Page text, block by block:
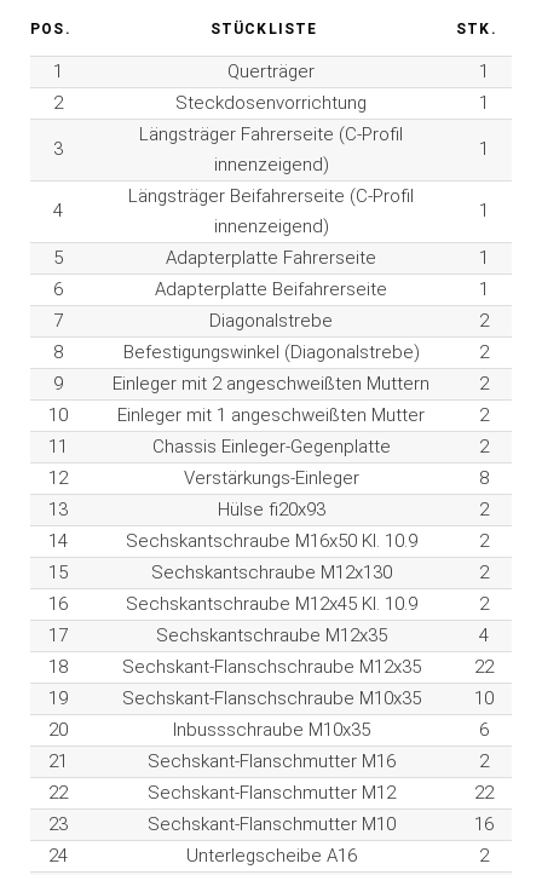
POS. STÜCKLISTE STK.
1 Querträger
1
2
Steckdosenvorrichtung 1
3
Längsträger Fahrerseite (C-Profil
innenzeigend)
1
4
Längsträger Beifahrerseite (C-Profil
innenzeigend)
1
5 Adapterplatte Fahrerseite
1
6
Adapterplatte Beifahrerseite
1
7
Diagonalstrebe
2
8
Befestigungswinkel (Diagonalstrebe)
2
9
Einleger mit 2 angeschweißten Muttern
2
10
Einleger mit 1 angeschweißten Mutter
2
11
Chassis Einleger-Gegenplatte
2
12
Verstärkungs-Einleger
8
13
Hülse fi20x93
2
14
Sechskantschraube M16x50 Kl. 10.9
2
15
Sechskantschraube M12x130
2
16
Sechskantschraube M12x45 Kl. 10.9
2
17
Sechskantschraube M12x35
4
18
Sechskant-Flanschschraube M12x35
22
19
Sechskant-Flanschschraube M10x35
10
20
Inbussschraube M10x35
6
21
Sechskant-Flanschmutter M16
2
22
Sechskant-Flanschmutter M12
22
23
Sechskant-Flanschmutter M10
16
24
Unterlegscheibe A16
2